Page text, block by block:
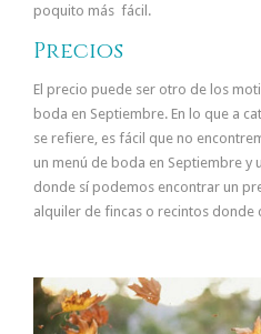
poquito más fácil.
Precios
El precio puede ser otro de los
boda en Septiembre. En lo que a
se refiere, es fácil que no
un menú de boda en Septiembre y
donde sí podemos encontrar un
alquiler de fincas o recintos donde